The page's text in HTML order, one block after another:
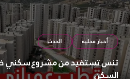
أخبار محلية الحدث
تنس تستفيد من مشروع سكني
السكن